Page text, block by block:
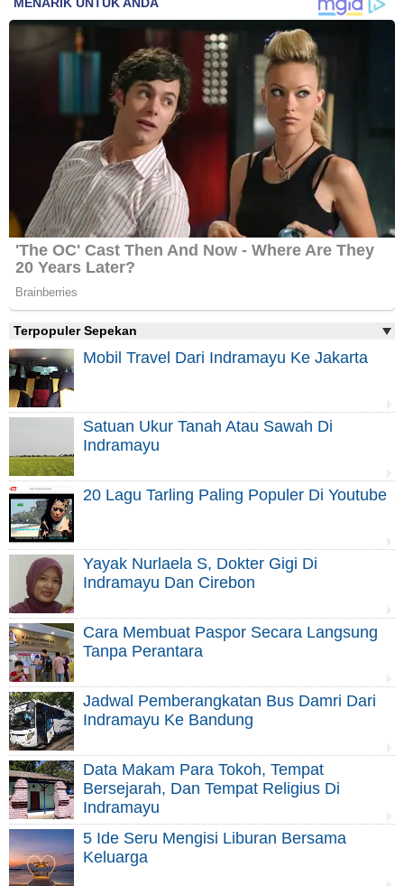
Terpopuler Sepekan
Mobil Travel Dari Indramayu Ke Jakarta
Satuan Ukur Tanah Atau Sawah Di
Indramayu
20 Lagu Tarling Paling Populer Di Youtube
Yayak Nurlaela S, Dokter Gigi Di
Indramayu Dan Cirebon
Cara Membuat Paspor Secara Langsung
Tanpa Perantara
Jadwal Pemberangkatan Bus Damri Dari
Indramayu Ke Bandung
Data Makam Para Tokoh, Tempat
Bersejarah, Dan Tempat Religius Di
Indramayu
5 Ide Seru Mengisi Liburan Bersama
Keluarga